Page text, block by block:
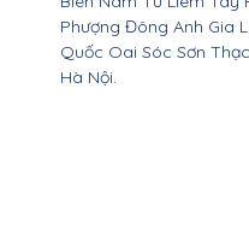
Phượng Đông Anh Gia
Quốc Oai Sóc Sơn
Hà Nội.